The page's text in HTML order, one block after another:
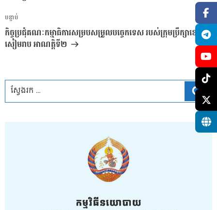
អត្ថបទ
បន្ទាប់
បន្ទាប់
កិច្ចប្រជុំគណៈកម្មាធិការសម្របសម្រួលបច្ចេកទេស​ របស់ក្រុមប្រឹក្សាខេត្ត
សៀមរាប​ អាណត្តិទី២